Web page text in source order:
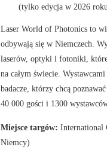
(tylko edycja w 2026
Laser World of Photonics to
odbywają się w Niemczech.
laserów, optyki i fotoniki, które
na całym świecie.
badacze, którzy chcą
40 000 gości i 1300
Miejsce targów: International
Niemcy)